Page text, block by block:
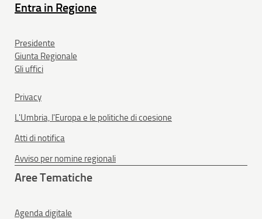
Entra in Regione
Presidente
Giunta Regionale
Gli uffici
Privacy
L'Umbria, l'Europa e le politiche di coesione
Atti di notifica
Avviso per nomine regionali
Aree Tematiche
Agenda digitale